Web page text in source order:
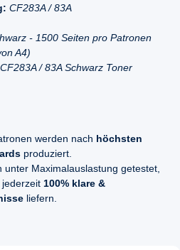
CF283A / 83A
- 1500 Seiten pro Patronen
A4)
/ 83A Schwarz Toner
werden nach höchsten
produziert.
unter Maximalauslastung getestet,
100% klare &
liefern.